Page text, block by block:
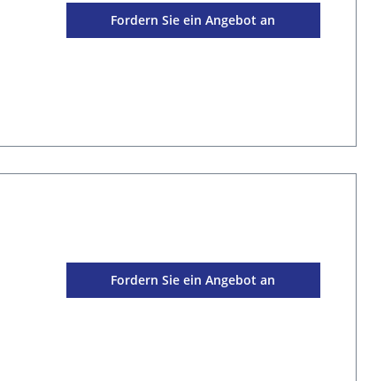
Fordern Sie ein Angebot an
Fordern Sie ein Angebot an